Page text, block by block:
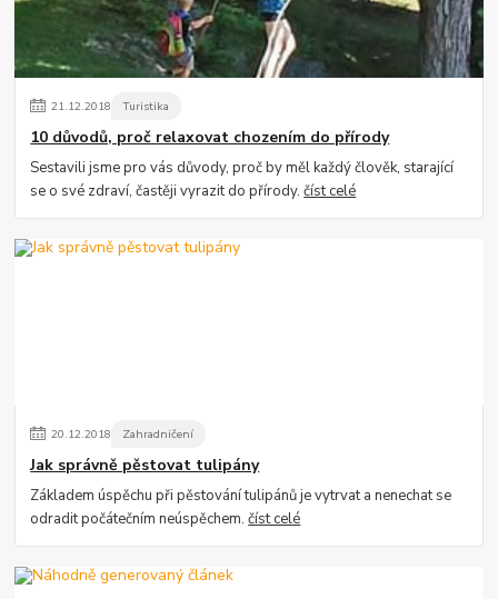
21.12.2018 Turistika
10 důvodů, proč relaxovat chozením do přírody
Sestavili jsme pro vás důvody, proč by měl každý člověk, starající
se o své zdraví, častěji vyrazit do přírody.číst celé
20.12.2018 Zahradničení
Jak správně pěstovat tulipány
Základem úspěchu při pěstování tulipánů je vytrvat a nenechat se
odradit počátečním neúspěchem.číst celé